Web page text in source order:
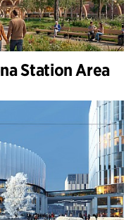
Station Area